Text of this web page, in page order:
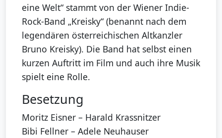
eine Welt“ stammt von der Wiener Indie-
Rock-Band „Kreisky“ (benannt nach dem
legendären österreichischen Altkanzler
Bruno Kreisky). Die Band hat selbst einen
kurzen Auftritt im Film und auch ihre Musik
spielt eine Rolle.
Besetzung
Moritz Eisner – Harald Krassnitzer
Bibi Fellner – Adele Neuhauser